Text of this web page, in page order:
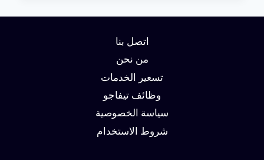
اتصل بنا
من نحن
تسعير الخدمات
وظائف تيفاجو
سياسة الخصوصية
شروط الاستخدام